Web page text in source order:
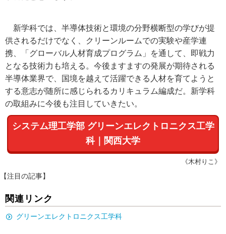
新学科では、半導体技術と環境の分野横断型の学びが提
供されるだけでなく、クリーンルームでの実験や産学連
携、「グローバル人材育成プログラム」を通して、即戦力
となる技術力も培える。今後ますますの発展が期待される
半導体業界で、国境を越えて活躍できる人材を育てようと
する意志が随所に感じられるカリキュラム編成だ。新学科
の取組みに今後も注目していきたい。
システム理工学部 グリーンエレクトロニクス工学
科｜関西大学
《木村りこ》
【注目の記事】
関連リンク
グリーンエレクトロニクス工学科